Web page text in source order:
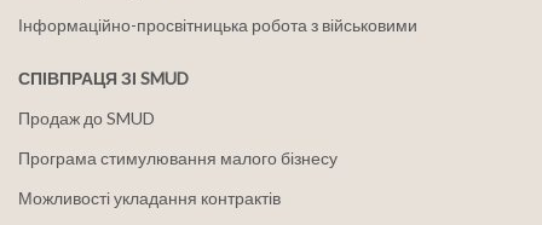
Інформаційно-просвітницька робота з військовими
СПІВПРАЦЯ ЗІ SMUD
Продаж до SMUD
Програма стимулювання малого бізнесу
Можливості укладання контрактів